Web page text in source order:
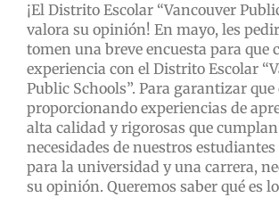
¡El Distrito Escolar “Vancouver
valora su opinión! En mayo, les
tomen una breve encuesta para que
experiencia con el Distrito Escolar
Public Schools”. Para garantizar
proporcionando experiencias de
alta calidad y rigorosas que
necesidades de nuestros
para la universidad y una carrera,
su opinión. Queremos saber qué es